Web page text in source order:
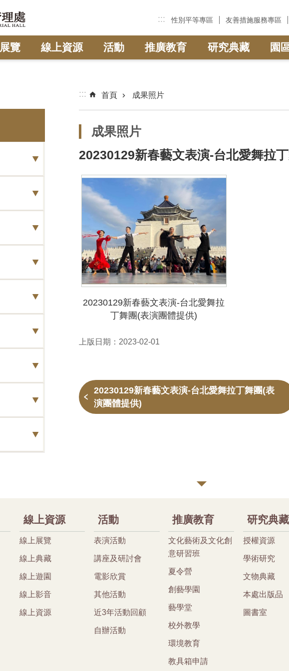
::: 性別平等專區 友善措施服務專區
展覽 線上資源 活動 推廣教育 研究典藏 園
::: 首頁 成果照片
成果照片
20230129新春藝文表演-台北愛舞拉
20230129新春藝文表演-台北愛舞拉
丁舞團(表演團體提供)
上版日期：2023-02-01
20230129新春藝文表演-台北愛舞拉丁舞團(表
演團體提供)
線上資源
線上展覽
線上典藏
線上遊園
線上影音
線上資源
活動
表演活動
講座及研討會
電影欣賞
其他活動
近3年活動回顧
自辦活動
推廣教育
文化藝術及文化創
意研習班
夏令營
創藝學園
藝學堂
校外教學
環境教育
教具箱申請
研究典藏
授權資源
學術研究
文物典藏
本處出版品
圖書室